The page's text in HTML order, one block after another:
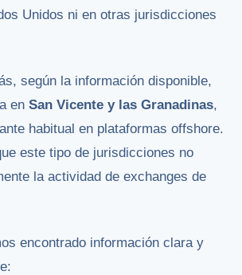
Unidos ni en otras jurisdicciones
según la información disponible,
en San Vicente y las Granadinas,
habitual en plataformas offshore.
este tipo de jurisdicciones no
la actividad de exchanges de
encontrado información clara y